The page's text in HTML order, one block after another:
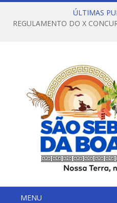
ÚLTIMAS
MENU